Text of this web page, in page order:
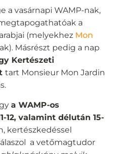
a vasárnapi WAMP-nak,
a
(melyekhez Mon
Másrészt pedig a nap
Kertészeti
tart Monsieur Mon Jardin
a WAMP-os
12, valamint délután 15-
kertészkedéssel
a vetőmagtudor